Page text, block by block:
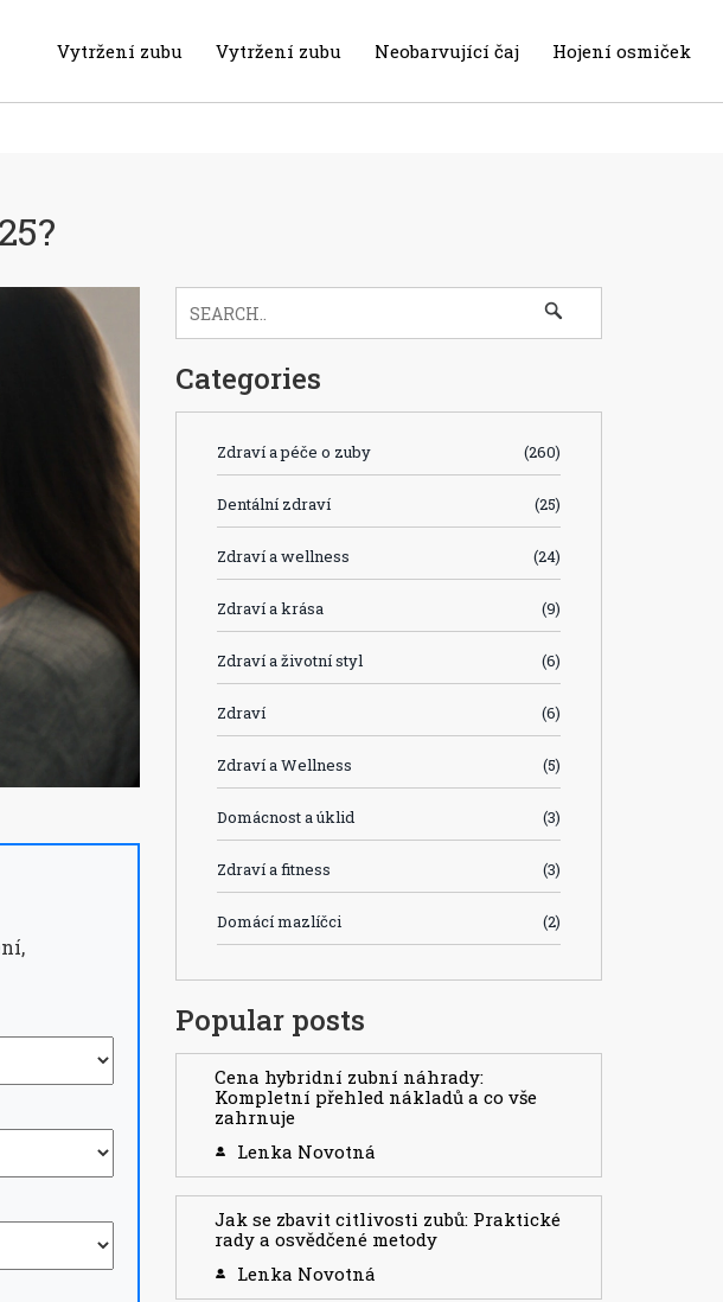
Vytržení zubu Vytržení zubu Neobarvující čaj Hojení osmiček
Categories
Zdraví a péče o zuby (260)
Dentální zdraví (25)
Zdraví a wellness (24)
Zdraví a krása (9)
Zdraví a životní styl (6)
Zdraví (6)
Zdraví a Wellness (5)
Domácnost a úklid (3)
Zdraví a fitness (3)
Domácí mazlíčci (2)
Popular posts
Cena hybridní zubní náhrady:
Kompletní přehled nákladů a co vše
zahrnuje
Lenka Novotná
Jak se zbavit citlivosti zubů: Praktické
rady a osvědčené metody
Lenka Novotná